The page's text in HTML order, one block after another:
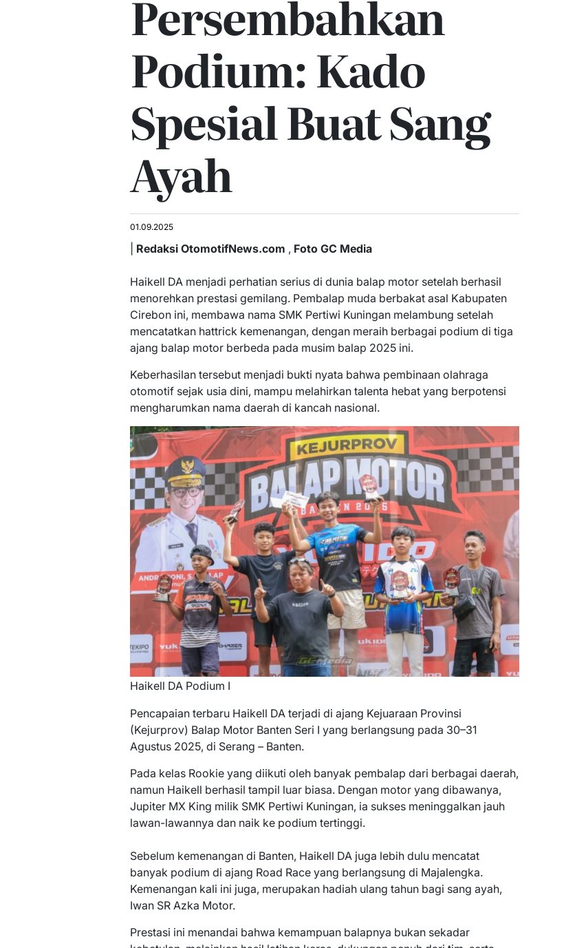
Persembahkan
Podium: Kado
Spesial Buat Sang
Ayah
01.09.2025
Redaksi OtomotifNews.com , Foto GC Media
Haikell DA menjadi perhatian serius di dunia balap motor setelah berhasil
menorehkan prestasi gemilang. Pembalap muda berbakat asal Kabupaten
Cirebon ini, membawa nama SMK Pertiwi Kuningan melambung setelah
mencatatkan hattrick kemenangan, dengan meraih berbagai podium di tiga
ajang balap motor berbeda pada musim balap 2025 ini.
Keberhasilan tersebut menjadi bukti nyata bahwa pembinaan olahraga
otomotif sejak usia dini, mampu melahirkan talenta hebat yang berpotensi
mengharumkan nama daerah di kancah nasional.
Haikell DA Podium I
Pencapaian terbaru Haikell DA terjadi di ajang Kejuaraan Provinsi
(Kejurprov) Balap Motor Banten Seri I yang berlangsung pada 30–31
Agustus 2025, di Serang – Banten.
Pada kelas Rookie yang diikuti oleh banyak pembalap dari berbagai daerah,
namun Haikell berhasil tampil luar biasa. Dengan motor yang dibawanya,
Jupiter MX King milik SMK Pertiwi Kuningan, ia sukses meninggalkan jauh
lawan-lawannya dan naik ke podium tertinggi.
Sebelum kemenangan di Banten, Haikell DA juga lebih dulu mencatat
banyak podium di ajang Road Race yang berlangsung di Majalengka.
Kemenangan kali ini juga, merupakan hadiah ulang tahun bagi sang ayah,
Iwan SR Azka Motor.
Prestasi ini menandai bahwa kemampuan balapnya bukan sekadar